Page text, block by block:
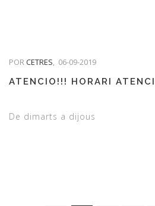
PORCETRES, 06-09-2019
ATENCIO!!! HORARI
De dimarts a dijous